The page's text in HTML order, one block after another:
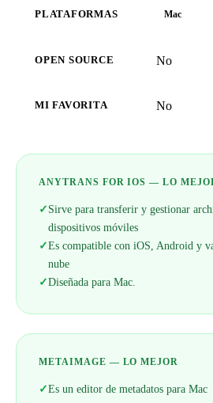
PLATAFORMAS Mac
OPEN SOURCE No
MI FAVORITA No
ANYTRANS FOR IOS — LO
✓Sirve para transferir y gestionar
dispositivos móviles
✓Es compatible con iOS, Android y
nube
✓Diseñada para Mac.
METAIMAGE — LO MEJOR
✓Es un editor de metadatos para Mac